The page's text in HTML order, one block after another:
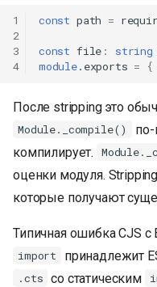
1
2
3
4
const path =
const file : string
module.exports = {
После stripping это
Module._compile()
компилирует.
оценки модуля.
которые получают
Типичная ошибка CJS с
import принадлежит
.cts со статическим